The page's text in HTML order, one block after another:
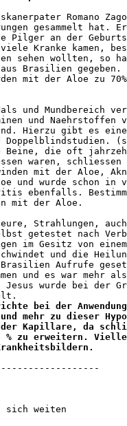
Romano
gesammelt hat.
Pilger an der
Kranke kamen,
sehen wollten, so
Brasilien
mit der Aloe zu
und Mundbereich
und Naehrstoffen
Hierzu gibt es
Doppelblindstudien.
Beine, die oft
waren, schliessen
mit der Aloe,
und wurde schon
ebenfalls.
mit der Aloe.
Strahlungen,
getestet nach
im Gesitz von
und die
Aufrufe
und es war
Jesus wurde bei der
bei der
mehr zu dieser
der Kapillare, da
zu erweitern.